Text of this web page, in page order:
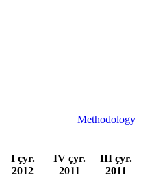
Methodology
I çyr.
2012
IV çyr.
2011
III çyr.
2011